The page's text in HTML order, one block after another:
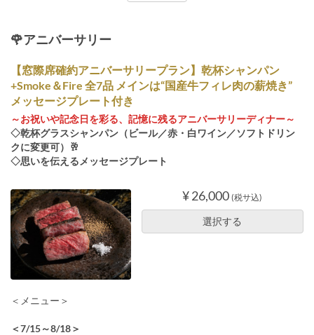
🌹アニバーサリー
【窓際席確約アニバーサリープラン】乾杯シャンパン
+Smoke＆Fire 全7品 メインは“国産牛フィレ肉の薪焼き”
メッセージプレート付き
～お祝いや記念日を彩る、記憶に残るアニバーサリーディナー～
◇乾杯グラスシャンパン（ビール／赤・白ワイン／ソフトドリン
クに変更可）🥂
◇思いを伝えるメッセージプレート
¥ 26,000 (税サ込)
選択する
＜メニュー＞
＜7/15～8/18＞